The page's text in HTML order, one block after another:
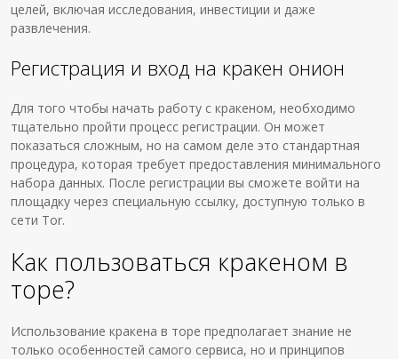
целей, включая исследования, инвестиции и даже
развлечения.
Регистрация и вход на кракен онион
Для того чтобы начать работу с кракеном, необходимо
тщательно пройти процесс регистрации. Он может
показаться сложным, но на самом деле это стандартная
процедура, которая требует предоставления минимального
набора данных. После регистрации вы сможете войти на
площадку через специальную ссылку, доступную только в
сети Tor.
Как пользоваться кракеном в
торе?
Использование кракена в торе предполагает знание не
только особенностей самого сервиса, но и принципов